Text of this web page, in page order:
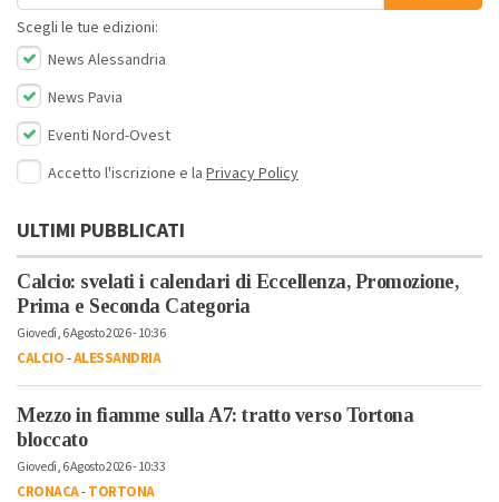
Scegli le tue edizioni:
News Alessandria
News Pavia
Eventi Nord-Ovest
Accetto l'iscrizione e la Privacy Policy
ULTIMI PUBBLICATI
Calcio: svelati i calendari di Eccellenza, Promozione,
Prima e Seconda Categoria
Giovedì, 6 Agosto 2026 - 10:36
CALCIO-ALESSANDRIA
Mezzo in fiamme sulla A7: tratto verso Tortona
bloccato
Giovedì, 6 Agosto 2026 - 10:33
CRONACA-TORTONA